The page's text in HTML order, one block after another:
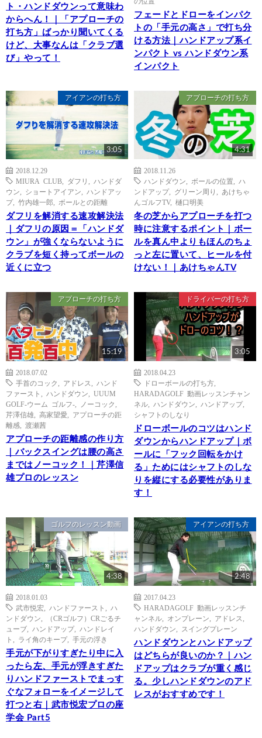
ト・ハンドダウンって意味わ
からへん！｜「アプローチの
打ち方」ばっかり聞いてくる
けど、大事なんは「クラブ選
び」やって！
フェードとドローをインパク
トの「手元の高さ」で打ち分
ける方法｜ハンドアップ系イ
ンパクト vs ハンドダウン系
インパクト
アイアンの打ち方
3:05
2018.12.29
MIURA CLUB
ダフリ
ハンドダ
ウン
ショートアイアン
ハンドアッ
プ, 竹内雄一郎 ボールとの距離
ダフリを解消する速攻解決法
｜ダフリの原因＝「ハンドダ
ウン」が強くならないように
クラブを短く持ってボールの
近くに立つ
アプローチの打ち方
4:31
2018.11.26
ハンドダウン
ボールの位置
ハ
ンドアップ, グリーン周り
あけちゃ
んゴルフTV, 樋口明美
冬の芝からアプローチを打つ
時に注意するポイント｜ボー
ルを真ん中よりもほんのちょ
っと左に置いて、ヒールを付
けない！｜あけちゃんTV
アプローチの打ち方
15:19
2018.07.02
手首のコック
アドレス
ハンド
ファースト
ハンドダウン
UUUM
GOLF-ウーム ゴルフ-
ノーコック
芹澤信雄
高家望愛
アプローチの距
離感
渡瀬茜
アプローチの距離感の作り方
｜バックスイングは腰の高さ
まではノーコック！｜芹澤信
雄プロのレッスン
ドライバーの打ち方
3:05
2018.04.23
ドローボールの打ち方
HARADAGOLF 動画レッスンチャン
ネル
ハンドダウン ハンドアップ,
シャフトのしなり
ドローボールのコツはハンド
ダウンからハンドアップ｜ボ
ールに「フック回転をかけ
る」ためにはシャフトのしな
りを縦にする必要性がありま
す！
ゴルフのレッスン動画
4:38
2018.01.03
武市悦宏
ハンドファースト
ハ
ンドダウン
（CRゴルフ）CRごるチ
ューブ
ハンドアップ, ハンドレイ
ト
ライ角のキープ, 手元の浮き
手元が下がりすぎたり中に入
ったら左、手元が浮きすぎた
りハンドファーストでまっす
ぐなフォローをイメージして
打つと右｜武市悦宏プロの座
学会 Part5
アイアンの打ち方
2:48
2017.04.23
HARADAGOLF 動画レッスンチ
ャンネル
オンプレーン アドレス
ハンドダウン
スイングプレーン
ハンドダウンとハンドアップ
はどちらが良いのか？｜ハン
ドアップはクラブが重く感じ
る。少しハンドダウンのアド
レスがおすすめです！